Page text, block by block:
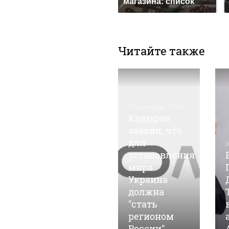
Читайте также
для
установления
мира
Украина
должна
"стать
регионом